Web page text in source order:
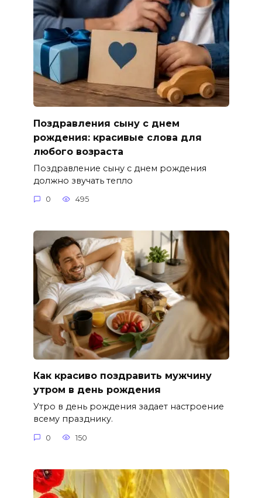
Поздравления сыну с днем
рождения: красивые слова для
любого возраста
Поздравление сыну с днем рождения
должно звучать тепло
0 495
Как красиво поздравить мужчину
утром в день рождения
Утро в день рождения задает настроение
всему празднику.
0 150